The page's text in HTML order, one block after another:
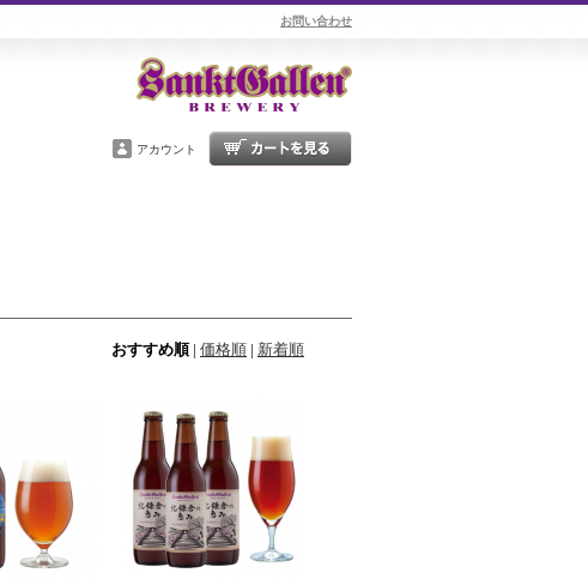
お問い合わせ
アカウント
おすすめ順| 価格順 | 新着順